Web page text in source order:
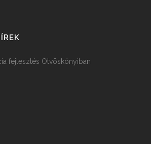
fejlesztés Ötvöskónyiban